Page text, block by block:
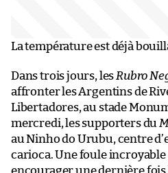
La température est déjà
Dans trois jours, les Rubro
affronter les Argentins de
Libertadores, au stade
mercredi, les supporters du
au Ninho do Urubu, centre
carioca. Une foule incroyable
encourager une dernière